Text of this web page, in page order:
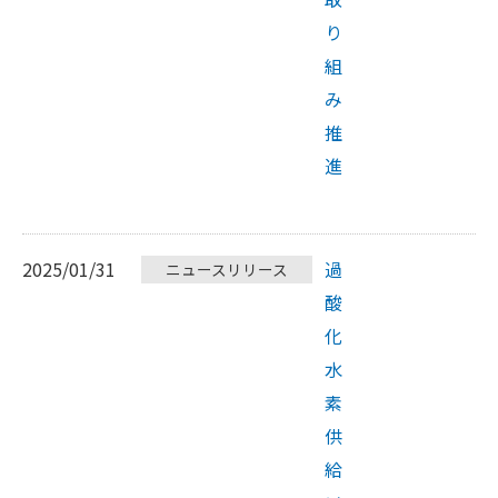
り
組
み
推
進
2025/01/31 ニュースリリース
過
酸
化
水
素
供
給